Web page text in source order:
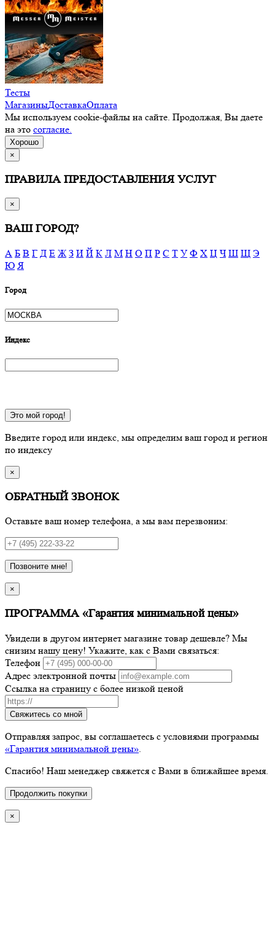
Тесты
МагазиныДоставкаОплата
Мы используем cookie-файлы на сайте. Продолжая, Вы даете
на это согласие.
Хорошо
×
ПРАВИЛА ПРЕДОСТАВЛЕНИЯ УСЛУГ
×
ВАШ ГОРОД?
А Б В Г Д Е Ж З И Й К Л М Н О П Р С Т У Ф Х Ц Ч Ш Щ Э
Ю Я
Город
Индекс
Это мой город!
Введите город или индекс, мы определим ваш город и регион
по индексу
×
ОБРАТНЫЙ ЗВОНОК
Оставьте ваш номер телефона, а мы вам перезвоним:
Позвоните мне!
×
ПРОГРАММА «Гарантия минимальной цены»
Увидели в другом интернет магазине товар дешевле? Мы
снизим нашу цену! Укажите, как с Вами связаться:
Телефон
Адрес электронной почты
Ссылка на страницу с более низкой ценой
Свяжитесь со мной
Отправляя запрос, вы соглашаетесь с условиями программы
«Гарантия минимальной цены»
Спасибо! Наш менеджер свяжется с Вами в ближайшее время.
Продолжить покупки
×